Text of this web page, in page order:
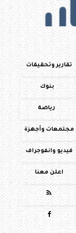
تقارير وتحقيقات
بنوك
رياضة
مجتمعات وأجهزة
فيديو وانفوجراف
اعلن معنا

